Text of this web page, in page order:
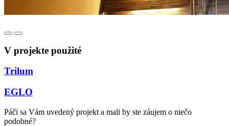
V projekte použité
Trilum
EGLO
Páči sa Vám uvedený projekt a mali by ste záujem o niečo
podobné?